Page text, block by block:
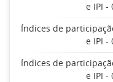
e IPI -
Índices de
e IPI -
Índices de
e IPI -